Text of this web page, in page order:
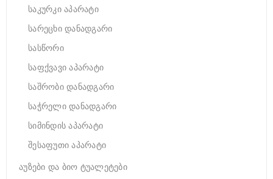
საკურკი აპარატი
სარეცხი დანადგარი
სასწორი
საფქვავი აპარატი
საშრობი დანადგარი
საჭრელი დანადგარი
სიმინდის აპარატი
შესაფუთი აპარატი
აუზები და ბიო ტუალეტები